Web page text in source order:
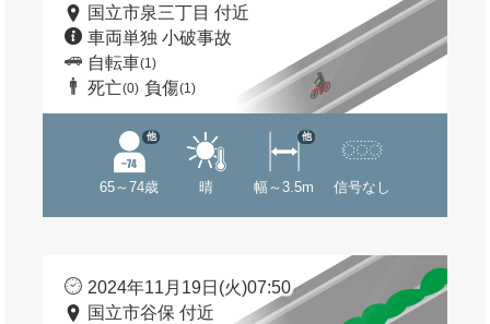
国立市泉三丁目 付近
車両単独 小破事故
自転車(1)
死亡(0) 負傷(1)
65～74歳
他
晴 幅～3.5m
他
信号なし
2024年11月19日(火)07:50
国立市谷保 付近